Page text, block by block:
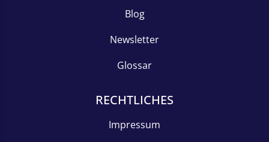
Blog
Newsletter
Glossar
RECHTLICHES
Impressum